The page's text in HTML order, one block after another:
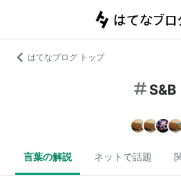
はてなブログ トップ
S&B
言葉の解説 ネットで話題